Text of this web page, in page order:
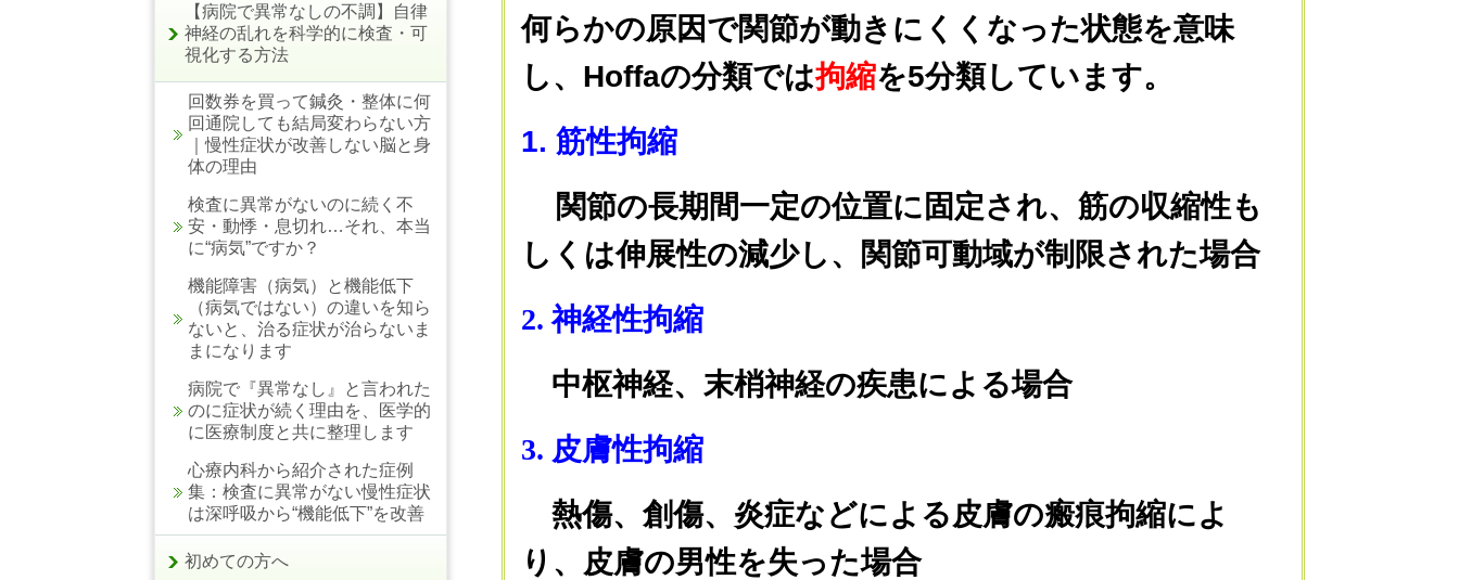
何らかの原因で関節が動きにくくなった状態を意味
し、Hoffaの分類では拘縮を5分類しています。
1. 筋性拘縮
関節の長期間一定の位置に固定され、 筋の収縮性も
しくは伸展性の減少し、関節可動域が制限された場合
2. 神経性拘縮
中枢神経、末梢神経の疾患による場合
3. 皮膚性拘縮
熱傷、創傷、炎症などによる皮膚の瘢痕拘縮によ
り、皮膚の男性を失った場合
【病院で異常なしの不調】自律
神経の乱れを科学的に検査・可
視化する方法
回数券を買って鍼灸・整体に何
回通院しても結局変わらない方
｜慢性症状が改善しない脳と身
体の理由
検査に異常がないのに続く不
安・動悸・息切れ…それ、本当
に“病気”ですか？
機能障害（病気）と機能低下
（病気ではない）の違いを知ら
ないと、治る症状が治らないま
まになります
病院で『異常なし』と言われた
のに症状が続く理由を、医学的
に医療制度と共に整理します
心療内科から紹介された症例
集：検査に異常がない慢性症状
は深呼吸から“機能低下”を改善
初めての方へ